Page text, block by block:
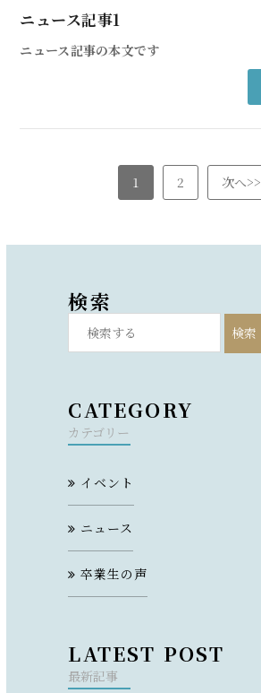
ニュース記事1
ニュース記事の本文です
1 2 次へ>>
検索
検索
CATEGORY
カテゴリー
イベント
ニュース
卒業生の声
LATEST POST
最新記事